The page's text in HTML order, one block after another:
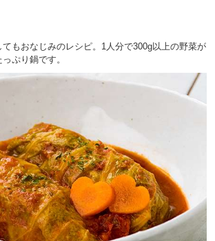
もおなじみのレシピ。1人分で300g以上の野菜が
ぷり鍋です。